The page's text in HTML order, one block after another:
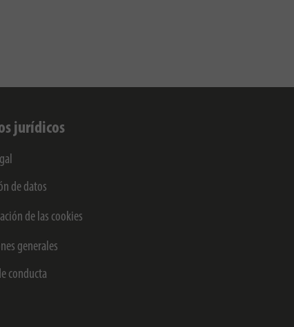
jurídicos
de datos
de las cookies
generales
conducta